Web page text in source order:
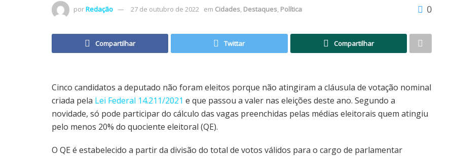
porRedação 27 de outubro de 2022 em Cidades, Destaques, Política 0
Compartilhar Twittar Compartilhar
Cinco candidatos a deputado não foram eleitos porque não atingiram a cláusula de votação nominal
criada pela Lei Federal 14.211/2021 e que passou a valer nas eleições deste ano. Segundo a
novidade, só pode participar do cálculo das vagas preenchidas pelas médias eleitorais quem atingiu
pelo menos 20% do quociente eleitoral (QE).
O QE é estabelecido a partir da divisão do total de votos válidos para o cargo de parlamentar